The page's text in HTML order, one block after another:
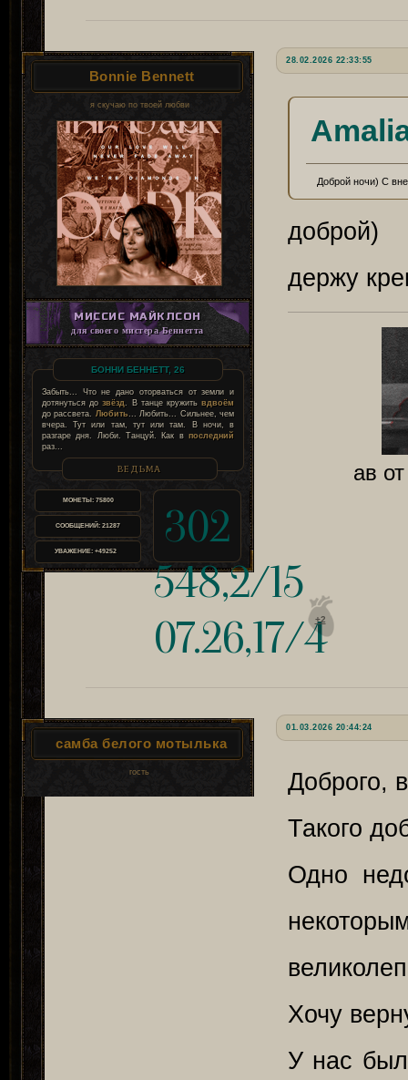
28.02.2026 22:33:55
Bonnie Bennett
я скучаю по твоей любви
МИССИС МАЙКЛСОН
для своего мистера Беннетта
БОННИ БЕННЕТТ, 26
Забыть... Что не дано оторваться от земли и
дотянуться дозвёзд. В танце кружитьвдвоём
до рассвета. Любить... Любить... Сильнее, чем
вчера. Тут или там, тут или там. В ночи, в
разгаре дня. Люби. Танцуй. Как в последний
раз...
ВЕДЬМА
МОНЕТЫ:75800
СООБЩЕНИЙ: 21287
УВАЖЕНИЕ: +49252
302
548,2/15
07.26,17/4
Доброй ночи) С
доброй)
держу
ав
+2
01.03.2026 20:44:24
самба белого мотылька
гость
Доброго,
Такого
Одно
Хочу
У нас